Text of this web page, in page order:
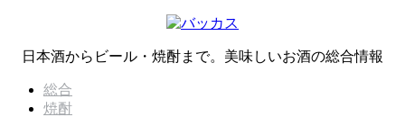
日本酒からビール・焼酎まで。美味しいお酒の総合情報
総合
焼酎